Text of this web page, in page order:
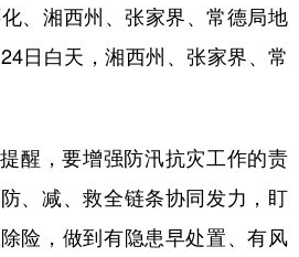
湖北 湖南
青海 宁夏
黑龙江
、湘西州、张家界、常德局地
日白天，湘西州、张家界、常
，要增强防汛抗灾工作的责
、减、救全链条协同发力，盯
险，做到有隐患早处置、有风